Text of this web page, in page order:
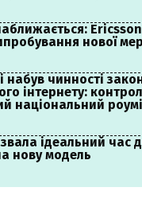
нової
набув чинності
інтернету:
національний
ідеальний час
нову модель